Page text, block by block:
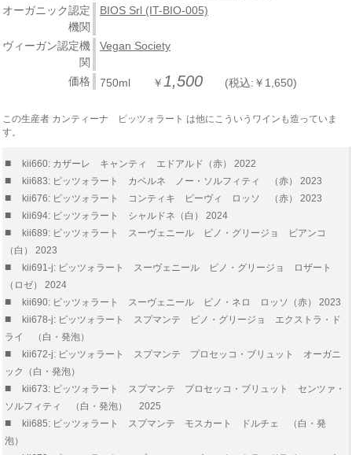
オーガニック認定
機関
BIOS Srl (IT-BIO-005)
ヴィーガン認定機
関
Vegan Society
価格 750ml ￥ 1,500 (税込:￥1,650)
この生産者 カンティーナ ピッツォラート は他にこういうワインも造っていま
す。
■ kii660: カザーレ キャンティ エドアルド（赤） 2022
■ kii683: ピッツォラート カベルネ ノー・ソルフィティ （赤） 2023
■ kii676: ピッツォラート コンティキ ピーヴィ ロッソ （赤） 2023
■ kii694: ピッツォラート シャルドネ（白） 2024
■ kii689: ピッツォラート スーヴェニール ピノ・グリージョ ビアンコ
（白） 2023
■ kii691-j: ピッツォラート スーヴェニール ピノ・グリージョ ロザート
（ロゼ） 2024
■ kii690: ピッツォラート スーヴェニール ピノ・ネロ ロッソ（赤） 2023
■ kii678-j: ピッツォラート スプマンテ ピノ・グリージョ エクストラ・ド
ライ （白・発泡）
■ kii672-j: ピッツォラート スプマンテ プロセッコ・ブリュット オーガニ
ック（白・発泡）
■ kii673: ピッツォラート スプマンテ プロセッコ・ブリュット センツァ・
ソルフィティ （白・発泡） 2025
■ kii685: ピッツォラート スプマンテ モスカート ドルチェ （白・発
泡）